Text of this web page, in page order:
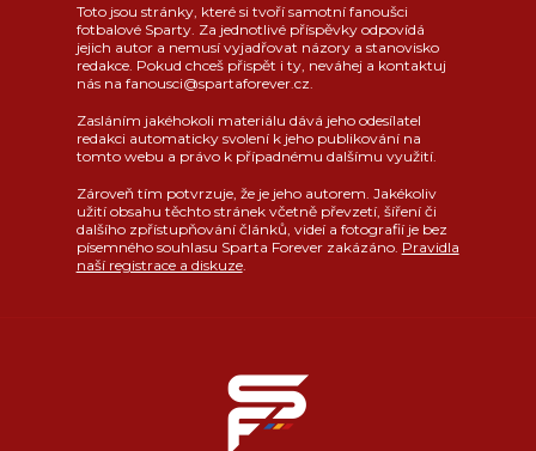
Toto jsou stránky, které si tvoří samotní fanoušci
fotbalové Sparty. Za jednotlivé příspěvky odpovídá
jejich autor a nemusí vyjadřovat názory a stanovisko
redakce. Pokud chceš přispět i ty, neváhej a kontaktuj
nás na fanousci@spartaforever.cz.
Zasláním jakéhokoli materiálu dává jeho odesílatel
redakci automaticky svolení k jeho publikování na
tomto webu a právo k případnému dalšímu využití.
Zároveň tím potvrzuje, že je jeho autorem. Jakékoliv
užití obsahu těchto stránek včetně převzetí, šíření či
dalšího zpřístupňování článků, videí a fotografií je bez
písemného souhlasu Sparta Forever zakázáno. Pravidla
naší registrace a diskuze.